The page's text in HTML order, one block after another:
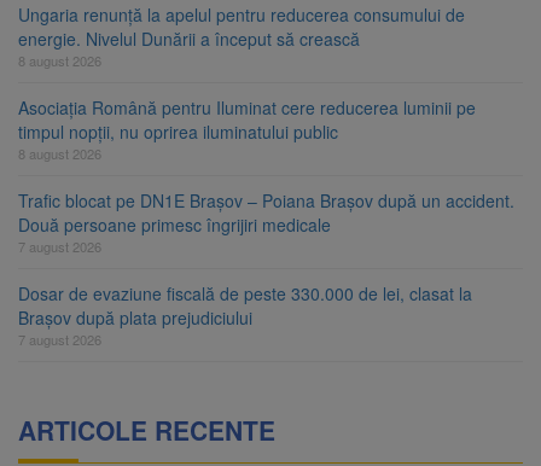
Ungaria renunță la apelul pentru reducerea consumului de
energie. Nivelul Dunării a început să crească
8 august 2026
Asociația Română pentru Iluminat cere reducerea luminii pe
timpul nopții, nu oprirea iluminatului public
8 august 2026
Trafic blocat pe DN1E Brașov – Poiana Brașov după un accident.
Două persoane primesc îngrijiri medicale
7 august 2026
Dosar de evaziune fiscală de peste 330.000 de lei, clasat la
Brașov după plata prejudiciului
7 august 2026
ARTICOLE RECENTE